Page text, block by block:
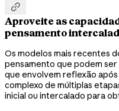

Aproveite as
pensamento
Os modelos mais recentes
pensamento que podem
que envolvem reflexão
complexo de múltiplas
inicial ou intercalado para